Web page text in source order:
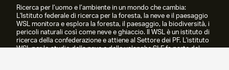
Ricerca per l’uomo e l’ambiente in un mondo che cambia:
L'Istituto federale di ricerca per la foresta, la neve e il paesaggio
WSL monitora e esplora la foresta, il paesaggio, la biodiversità, i
pericoli naturali così come neve e ghiaccio. Il WSL è un istituto di
ricerca della confederazione e attiene al Settore dei PF. L'istituto
WSL per lo studio della neve e delle valanghe SLF fa parte del